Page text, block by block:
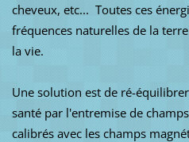
cheveux, etc... Toutes ces
fréquences naturelles de la
la vie.
Une solution est de ré-
santé par l'entremise de
calibrés avec les champs